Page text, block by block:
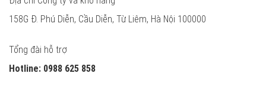
158G Đ. Phú Diễn, Cầu Diễn, Từ Liêm, Hà Nội 100000
Tổng đài hỗ trợ
Hotline: 0988 625 858